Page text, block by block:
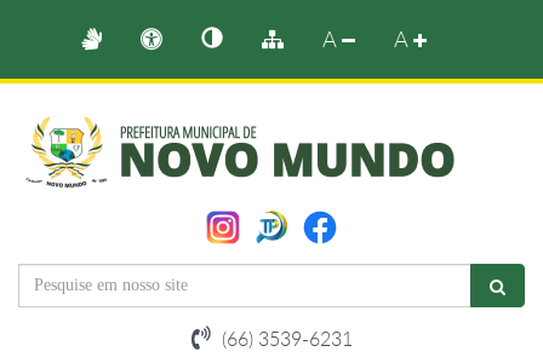
A A
(66) 3539-6231